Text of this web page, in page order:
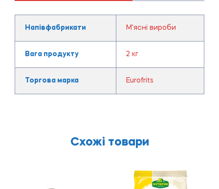
Напівфабрикати М'ясні вироби
Вага продукту 2 кг
Торгова марка Eurofrits
Схожі товари